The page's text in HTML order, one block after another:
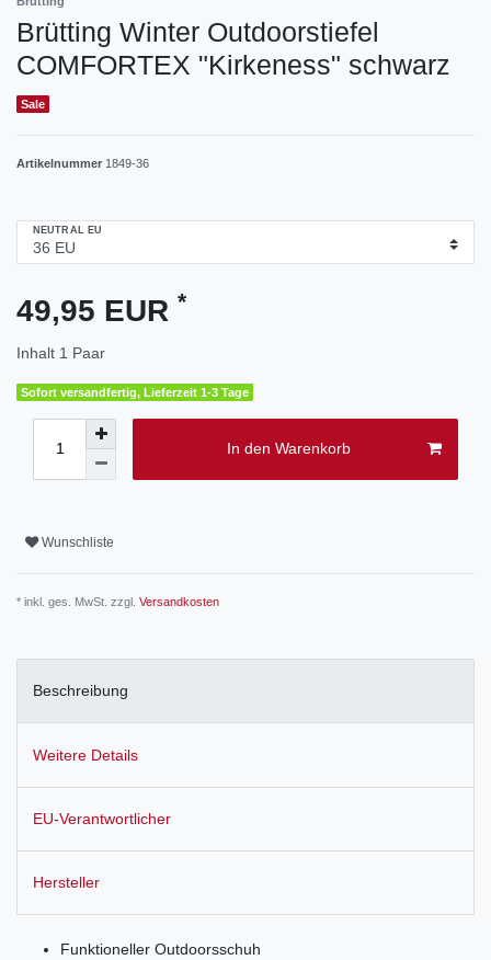
Brütting Winter Outdoorstiefel
COMFORTEX "Kirkeness" schwarz
Sale
Artikelnummer 1849-36
NEUTRAL EU
49,95 EUR *
Inhalt 1 Paar
Sofort versandfertig, Lieferzeit 1-3 Tage
In den Warenkorb
Wunschliste
* inkl. ges. MwSt. zzgl. Versandkosten
Beschreibung
Weitere Details
EU-Verantwortlicher
Hersteller
Funktioneller Outdoorsschuh